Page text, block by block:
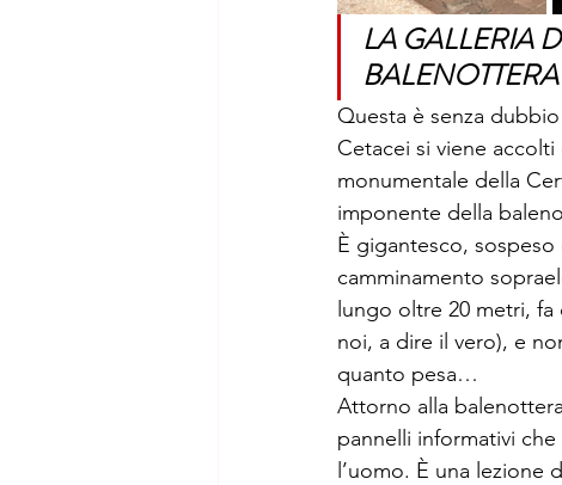
LA GALLERIA
Questa è senza
Cetacei si viene accolti
monumentale della
imponente della
È gigantesco,
camminamento
lungo oltre 20 metri,
noi, a dire il vero), e
quanto pesa…
Attorno alla
pannelli informativi
l’uomo. È una lezione